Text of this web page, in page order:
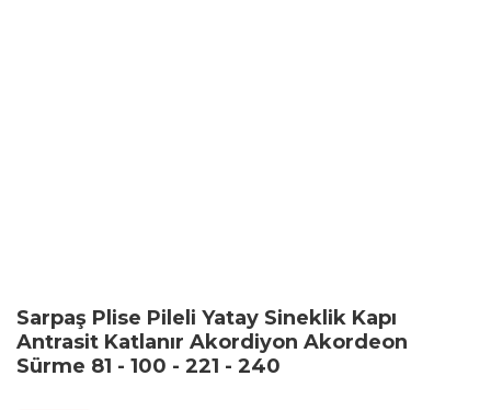
Sarpaş Plise Pileli Yatay Sineklik Kapı
Antrasit Katlanır Akordiyon Akordeon
Sürme 81 - 100 - 221 - 240